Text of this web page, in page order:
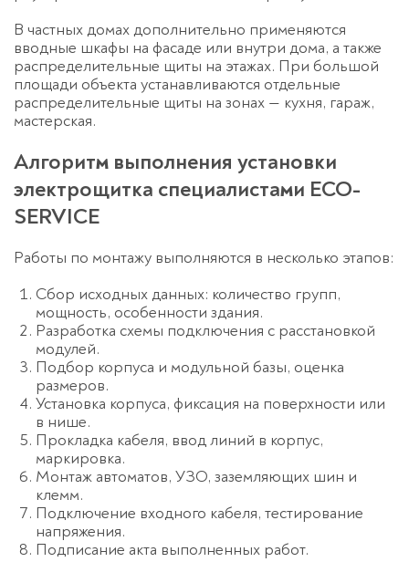
В частных домах дополнительно применяются
вводные шкафы на фасаде или внутри дома, а также
распределительные щиты на этажах. При большой
площади объекта устанавливаются отдельные
распределительные щиты на зонах — кухня, гараж,
мастерская.
Алгоритм выполнения установки
электрощитка специалистами ECO-
SERVICE
Работы по монтажу выполняются в несколько этапов:
Сбор исходных данных: количество групп,
мощность, особенности здания.
Разработка схемы подключения с расстановкой
модулей.
Подбор корпуса и модульной базы, оценка
размеров.
Установка корпуса, фиксация на поверхности или
в нише.
Прокладка кабеля, ввод линий в корпус,
маркировка.
Монтаж автоматов, УЗО, заземляющих шин и
клемм.
Подключение входного кабеля, тестирование
напряжения.
Подписание акта выполненных работ.